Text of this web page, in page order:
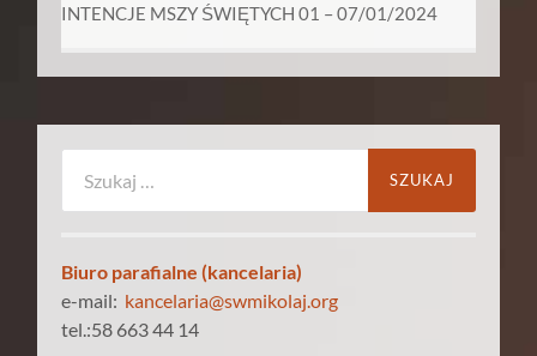
INTENCJE MSZY ŚWIĘTYCH 01 – 07/01/2024
Biuro parafialne (kancelaria)
e-mail: kancelaria@swmikolaj.org
tel.:58 663 44 14